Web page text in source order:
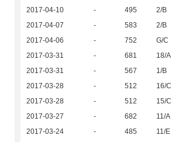
2017-04-10
- 495 2/B
2017-04-07
- 583 2/B
2017-04-06
- 752 G/C
2017-03-31
- 681 18/A
2017-03-31
- 567 1/B
2017-03-28
- 512 16/C
2017-03-28
- 512 15/C
2017-03-27
- 682 11/A
2017-03-24
- 485 11/E